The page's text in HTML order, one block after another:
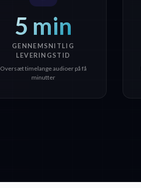
5 min
GENNEMSNITLIG
LEVERINGSTID
Oversæt timelange audioer på få
minutter